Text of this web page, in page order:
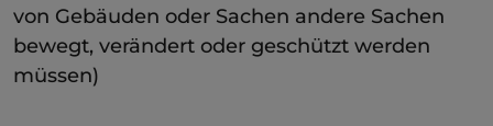
von Gebäuden oder Sachen andere Sachen
bewegt, verändert oder geschützt werden
müssen)